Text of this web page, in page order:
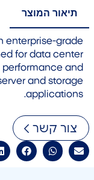
תיאור המוצר
enterprise-grade
for data center
and
and storage
applications.
צור קשר